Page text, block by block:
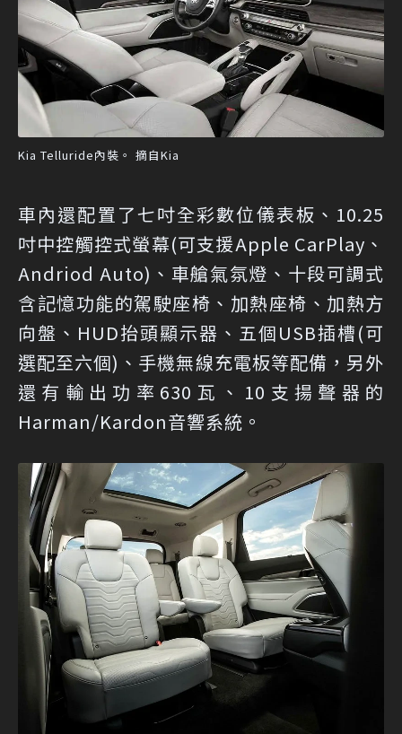
Kia Telluride內裝。 摘自Kia
車內還配置了七吋全彩數位儀表板、10.25
吋中控觸控式螢幕(可支援Apple CarPlay、
Andriod Auto)、車艙氣氛燈、十段可調式
含記憶功能的駕駛座椅、加熱座椅、加熱方
向盤、HUD抬頭顯示器、五個USB插槽(可
選配至六個)、手機無線充電板等配備，另外
還有輸出功率630瓦、10支揚聲器的
Harman/Kardon音響系統。